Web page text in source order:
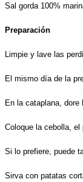
Sal gorda 100%
Preparación
Limpie y lave las
El mismo día de la
En la cataplana,
Coloque la cebolla,
Si lo prefiere, puede
Sirva con patatas